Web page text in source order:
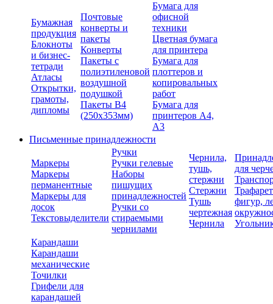
Бумажная
продукция
Блокноты
и бизнес-
тетради
Атласы
Открытки,
грамоты,
дипломы
Почтовые
конверты и
пакеты
Конверты
Пакеты с
полиэтиленовой
воздушной
подушкой
Пакеты В4
(250х353мм)
Бумага для
офисной
техники
Цветная бумага
для принтера
Бумага для
плоттеров и
копировальных
работ
Бумага для
принтеров А4,
А3
Письменные принадлежности
Маркеры
Маркеры
перманентные
Маркеры для
досок
Текстовыделители
Ручки
Ручки гелевые
Наборы
пишущих
принадлежностей
Ручки со
стираемыми
чернилами
Чернила,
тушь,
стержни
Стержни
Тушь
чертежная
Чернила
для
фигур,
Карандаши
Карандаши
механические
Точилки
Грифели для
карандашей